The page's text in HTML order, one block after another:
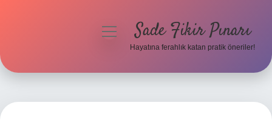
menüyüSade Fikir Pınarı
Hayatına ferahlık katan pratik öneriler!